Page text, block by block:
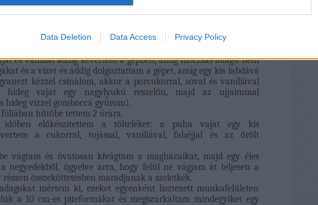
Data Deletion Data Access Privacy Policy
és így pillanatok alatt előkészítettem mindent. Először
mandulát, ami a töltelékhez kell, majd ezt félretettem és
és vaníliát addig kevertem a gépben, amíg morzsás állagú nem
és a vizet és addig dolgoztattam a gépet, amíg egy kis labdává
kézzel csinálom, akkor a porcukorral, sóval és vaníliával
hideg vajat egy nagylyukú reszelőn, majd az ujjaimmal
hideg vízzel gombóccá gyúrom).
hűtőbe tettem 2 órára.
előkészítettem a tölteléket: a puha vajat egy kis
a cukorral, tojással, vaníliával, fahéjjal és az őrölt
vágtam és óvatosan kivágtam a magházaikat, majd egy éles
negyedekből, ügyelve arra, hogy felül ne vágjam át teljesen a
összeköttetésben maradjanak a szeletkék.
mértem ki, ezeket egyenként lisztezett munkafelületen
a 10 cm-es piteformákat és megszúrkáltam mindegyiket egy